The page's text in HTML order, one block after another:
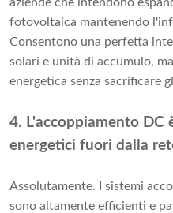
fotovoltaica mantenendo
Consentono una perfetta
solari e unità di accumulo,
energetica senza sacrificare
4. L'accoppiamento DC
energetici fuori dalla
Assolutamente. I sistemi
sono altamente efficienti e